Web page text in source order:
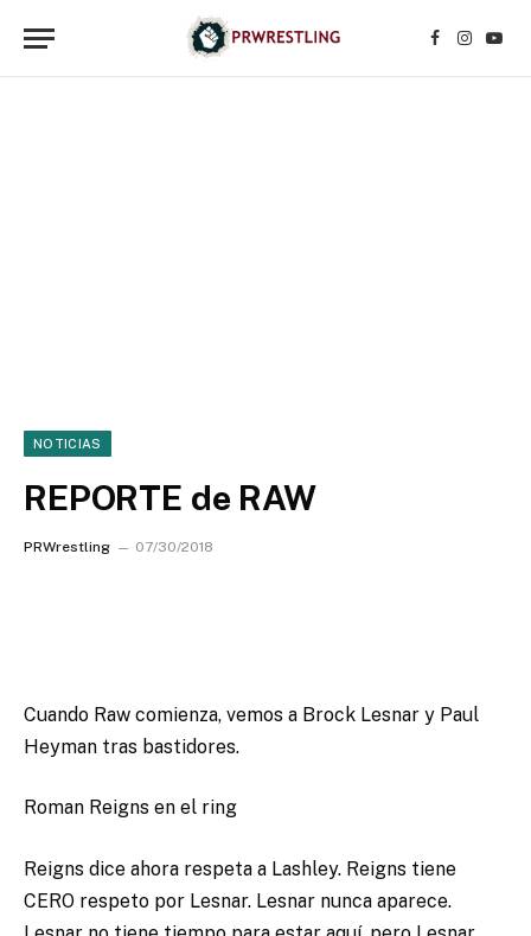
Facebook
NOTICIAS
REPORTE de RAW
PRWrestling 07/30/2018
Cuando Raw comienza, vemos a Brock Lesnar y Paul
Heyman tras bastidores.
Roman Reigns en el ring
Reigns dice ahora respeta a Lashley. Reigns tiene
CERO respeto por Lesnar. Lesnar nunca aparece.